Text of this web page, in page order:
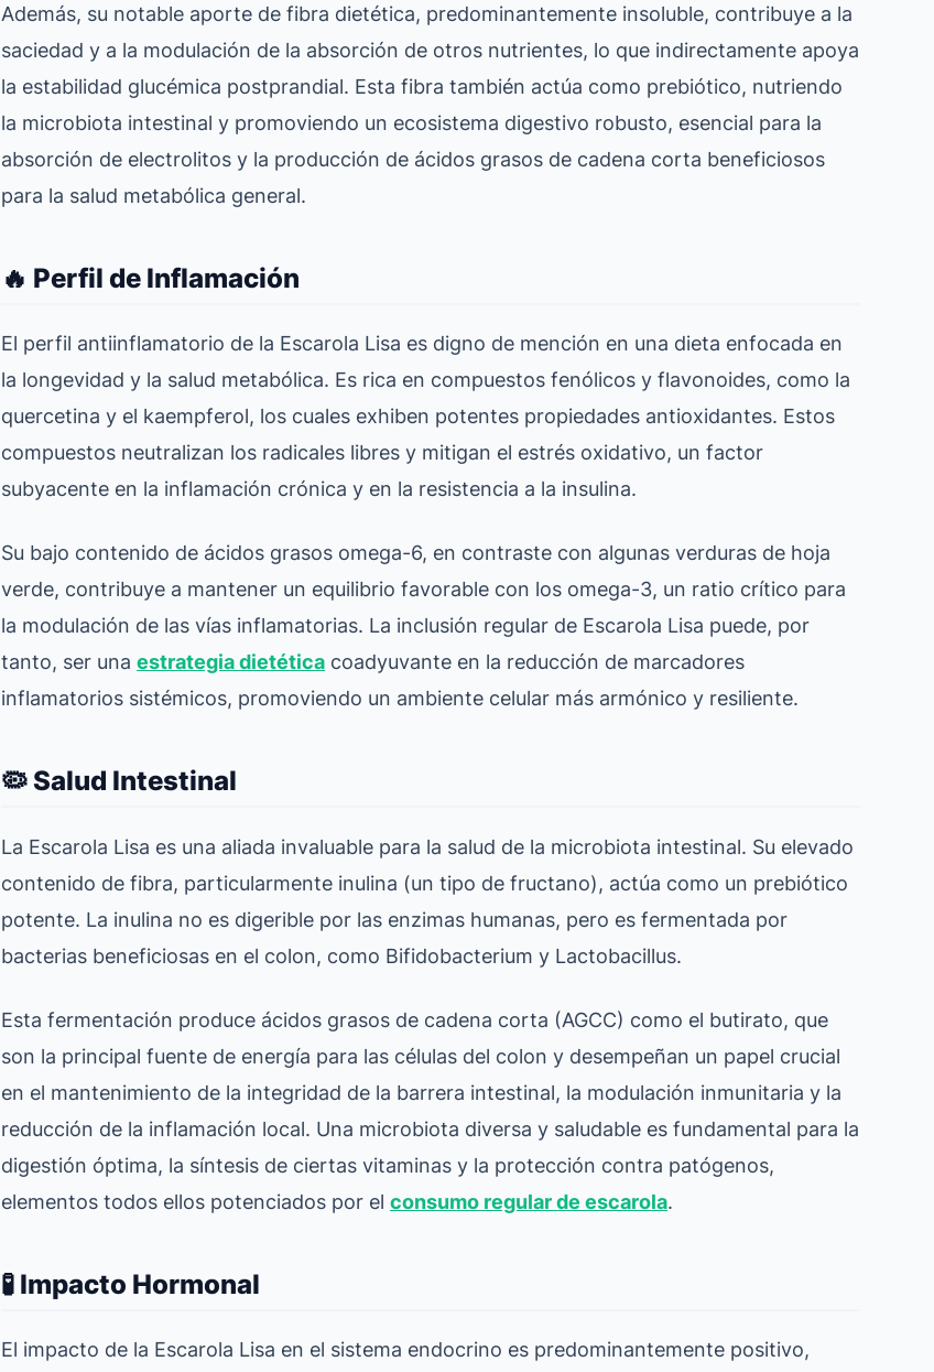
Además, su notable aporte de fibra dietética, predominantemente insoluble, contribuye a la
saciedad y a la modulación de la absorción de otros nutrientes, lo que indirectamente apoya
la estabilidad glucémica postprandial. Esta fibra también actúa como prebiótico, nutriendo
la microbiota intestinal y promoviendo un ecosistema digestivo robusto, esencial para la
absorción de electrolitos y la producción de ácidos grasos de cadena corta beneficiosos
para la salud metabólica general.
🔥 Perfil de Inflamación
El perfil antiinflamatorio de la Escarola Lisa es digno de mención en una dieta enfocada en
la longevidad y la salud metabólica. Es rica en compuestos fenólicos y flavonoides, como la
quercetina y el kaempferol, los cuales exhiben potentes propiedades antioxidantes. Estos
compuestos neutralizan los radicales libres y mitigan el estrés oxidativo, un factor
subyacente en la inflamación crónica y en la resistencia a la insulina.
Su bajo contenido de ácidos grasos omega-6, en contraste con algunas verduras de hoja
verde, contribuye a mantener un equilibrio favorable con los omega-3, un ratio crítico para
la modulación de las vías inflamatorias. La inclusión regular de Escarola Lisa puede, por
tanto, ser unaestrategia dietética coadyuvante en la reducción de marcadores
inflamatorios sistémicos, promoviendo un ambiente celular más armónico y resiliente.
🦠 Salud Intestinal
La Escarola Lisa es una aliada invaluable para la salud de la microbiota intestinal. Su elevado
contenido de fibra, particularmente inulina (un tipo de fructano), actúa como un prebiótico
potente. La inulina no es digerible por las enzimas humanas, pero es fermentada por
bacterias beneficiosas en el colon, como Bifidobacterium y Lactobacillus.
Esta fermentación produce ácidos grasos de cadena corta (AGCC) como el butirato, que
son la principal fuente de energía para las células del colon y desempeñan un papel crucial
en el mantenimiento de la integridad de la barrera intestinal, la modulación inmunitaria y la
reducción de la inflamación local. Una microbiota diversa y saludable es fundamental para la
digestión óptima, la síntesis de ciertas vitaminas y la protección contra patógenos,
elementos todos ellos potenciados por elconsumo regular de escarola.
🧪 Impacto Hormonal
El impacto de la Escarola Lisa en el sistema endocrino es predominantemente positivo,